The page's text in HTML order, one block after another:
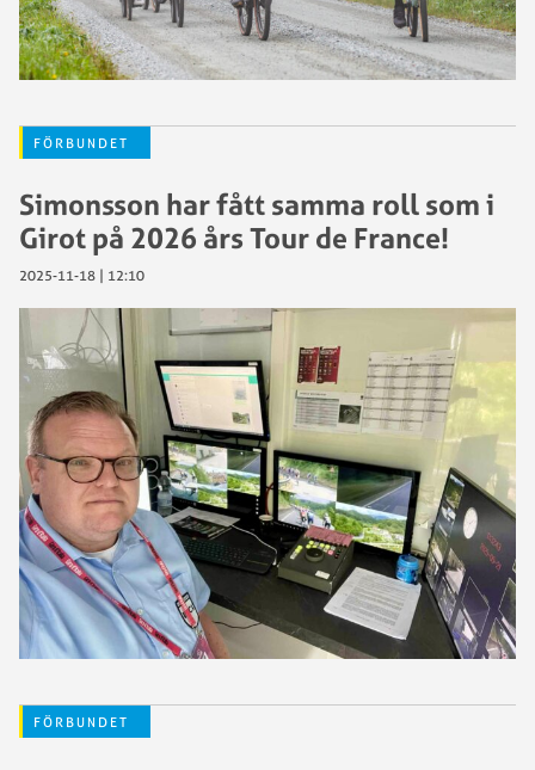
FÖRBUNDET
Simonsson har fått samma roll som i
Girot på 2026 års Tour de France!
2025-11-18 | 12:10
FÖRBUNDET